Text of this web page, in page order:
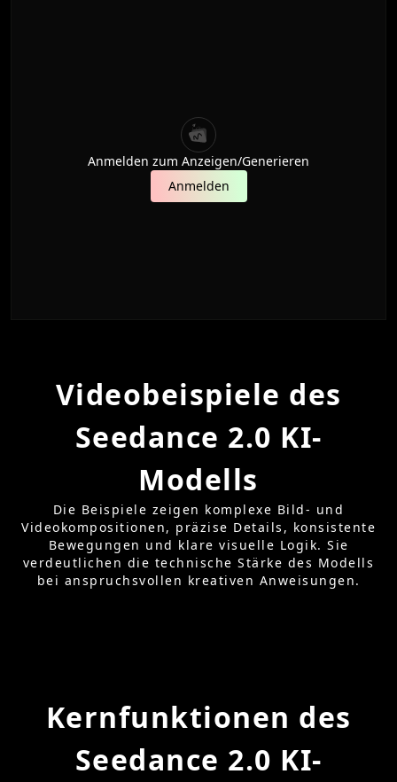
Anmelden zum Anzeigen/Generieren
Anmelden
Videobeispiele des
Seedance 2.0 KI-
Modells
Die Beispiele zeigen komplexe Bild- und
Videokompositionen, präzise Details, konsistente
Bewegungen und klare visuelle Logik. Sie
verdeutlichen die technische Stärke des Modells
bei anspruchsvollen kreativen Anweisungen.
Kernfunktionen des
Seedance 2.0 KI-